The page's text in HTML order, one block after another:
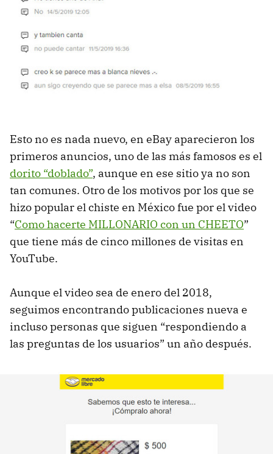
Esto no es nada nuevo, en eBay aparecieron los
primeros anuncios, uno de las más famosos es el
dorito “doblado”, aunque en ese sitio ya no son
tan comunes. Otro de los motivos por los que se
hizo popular el chiste en México fue por el video
“Como hacerte MILLONARIO con un CHEETO”
que tiene más de cinco millones de visitas en
YouTube.
Aunque el video sea de enero del 2018,
seguimos encontrando publicaciones nueva e
incluso personas que siguen “respondiendo a
las preguntas de los usuarios” un año después.